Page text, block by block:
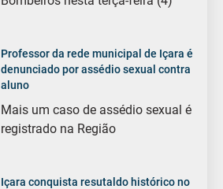
Professor da rede municipal de Içara é
denunciado por assédio sexual contra
aluno
Mais um caso de assédio sexual é
registrado na Região
Içara conquista resutaldo histórico no